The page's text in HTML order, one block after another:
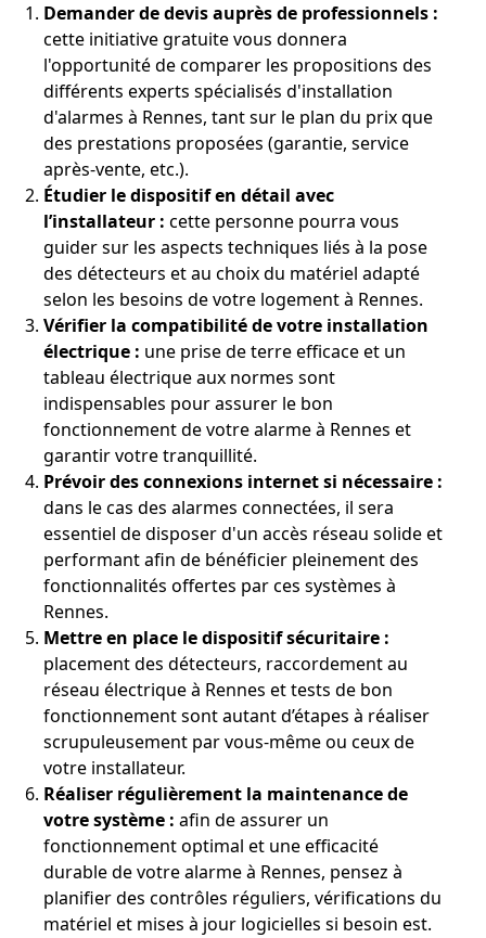
Demander de devis auprès de professionnels :
cette initiative gratuite vous donnera
l'opportunité de comparer les propositions des
différents experts spécialisés d'installation
d'alarmes à Rennes, tant sur le plan du prix que
des prestations proposées (garantie, service
après-vente, etc.).
Étudier le dispositif en détail avec
l’installateur : cette personne pourra vous
guider sur les aspects techniques liés à la pose
des détecteurs et au choix du matériel adapté
selon les besoins de votre logement à Rennes.
Vérifier la compatibilité de votre installation
électrique : une prise de terre efficace et un
tableau électrique aux normes sont
indispensables pour assurer le bon
fonctionnement de votre alarme à Rennes et
garantir votre tranquillité.
Prévoir des connexions internet si nécessaire :
dans le cas des alarmes connectées, il sera
essentiel de disposer d'un accès réseau solide et
performant afin de bénéficier pleinement des
fonctionnalités offertes par ces systèmes à
Rennes.
Mettre en place le dispositif sécuritaire :
placement des détecteurs, raccordement au
réseau électrique à Rennes et tests de bon
fonctionnement sont autant d’étapes à réaliser
scrupuleusement par vous-même ou ceux de
votre installateur.
Réaliser régulièrement la maintenance de
votre système : afin de assurer un
fonctionnement optimal et une efficacité
durable de votre alarme à Rennes, pensez à
planifier des contrôles réguliers, vérifications du
matériel et mises à jour logicielles si besoin est.